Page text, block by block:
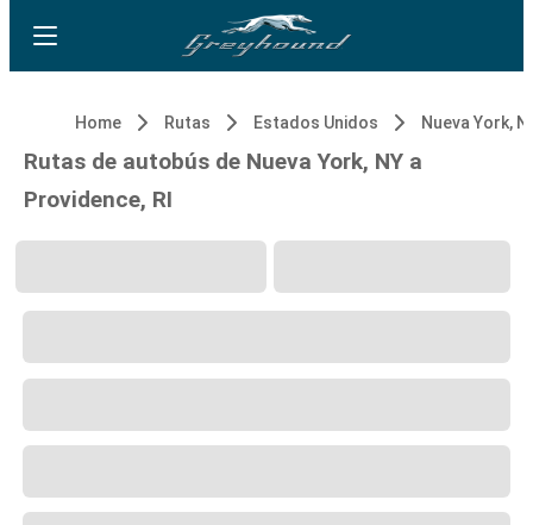
Home Rutas Estados Unidos Nueva York,
Rutas de autobús de Nueva York, NY a
Providence, RI